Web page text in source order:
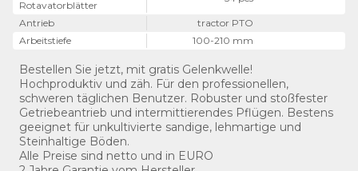
Rotavatorblätter
Antrieb
tractor PTO
Arbeitstiefe
100-210 mm
Bestellen Sie jetzt, mit gratis Gelenkwelle!
Hochproduktiv und zäh. Für den professionellen,
schweren täglichen Benutzer. Robuster und stoßfester
Getriebeantrieb und intermittierendes Pflügen. Bestens
geeignet für unkultivierte sandige, lehmartige und
Steinhaltige Böden.
Alle Preise sind netto und in EURO